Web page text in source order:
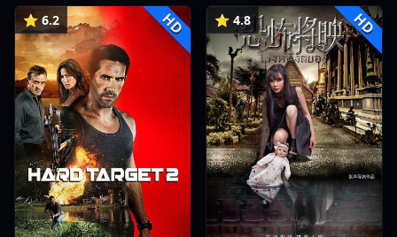
⭐ 6.2 HD ⭐ 4.8 HD